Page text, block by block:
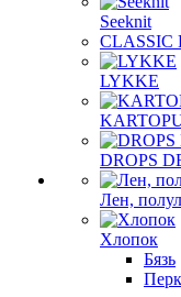
Seeknit
CLASSIC
LYKKE
DROPS
Лен,
Хлопок
Бязь